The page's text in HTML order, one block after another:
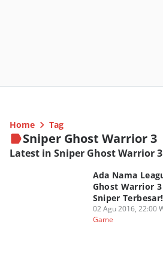
Home Tag
Sniper Ghost Warrior 3
Latest in Sniper Ghost Warrior 3
Ada Nama
Ghost Warrior
Sniper Terbesar!
02 Agu 2016, 22:00
Game